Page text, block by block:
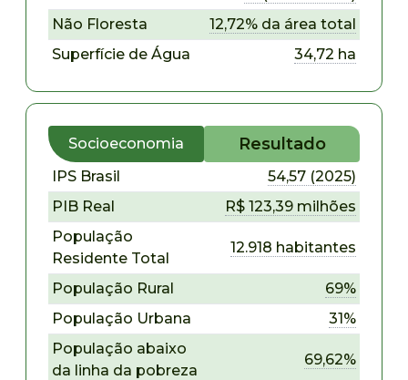
Não Floresta
12,72% da área total
Superfície de Água
34,72 ha
Socioeconomia Resultado
IPS Brasil
54,57 (2025)
PIB Real
R$ 123,39 milhões
População
Residente Total
12.918 habitantes
População Rural
69%
População Urbana
31%
População abaixo
da linha da pobreza
69,62%